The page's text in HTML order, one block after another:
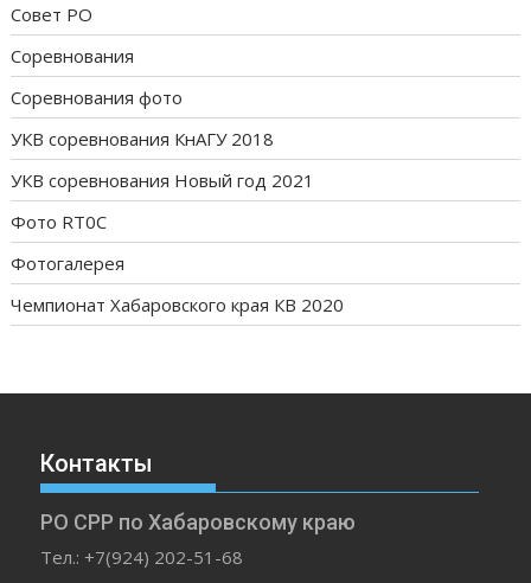
Совет РО
Соревнования
Соревнования фото
УКВ соревнования КнАГУ 2018
УКВ соревнования Новый год 2021
Фото RT0C
Фотогалерея
Чемпионат Хабаровского края КВ 2020
Контакты
РО СРР по Хабаровскому краю
Тел.: +7(924) 202-51-68